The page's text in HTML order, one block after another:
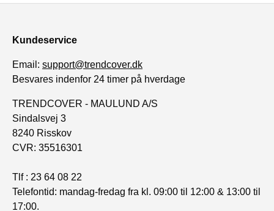
Kundeservice
Email: support@trendcover.dk
Besvares indenfor 24 timer på hverdage
TRENDCOVER - MAULUND A/S
Sindalsvej 3
8240 Risskov
CVR: 35516301
Tlf : 23 64 08 22
Telefontid: mandag-fredag fra kl. 09:00 til 12:00 & 13:00 til
17:00.